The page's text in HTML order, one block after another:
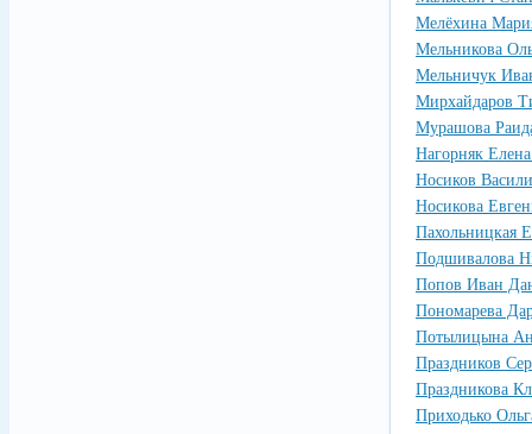
Мелёхина
Мельникова
Мельничук
Мирхайдаров
Мурашова
Нагорняк
Носиков
Носикова
Пахольницкая
Подшивалова
Попов Иван
Пономарева
Потылицына
Праздников
Праздникова
Приходько